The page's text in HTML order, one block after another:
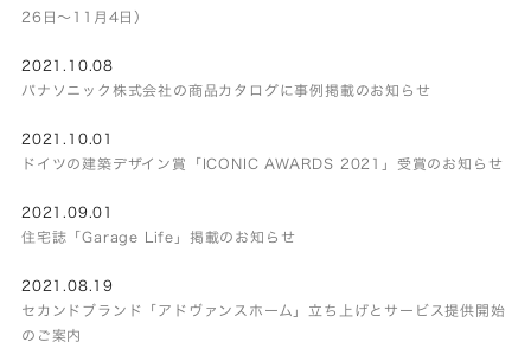
26日～11月4日）
2021.10.08
パナソニック株式会社の商品カタログに事例掲載のお知らせ
2021.10.01
ドイツの建築デザイン賞「ICONIC AWARDS 2021」受賞のお知らせ
2021.09.01
住宅誌「Garage Life」掲載のお知らせ
2021.08.19
セカンドブランド「アドヴァンスホーム」立ち上げとサービス提供開始
のご案内